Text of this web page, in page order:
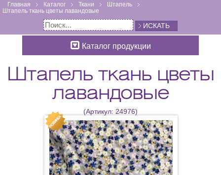
Главная Каталог Ткани
Штапель
Штапель ткань цветы лавандовые
ИСКАТЬ
Каталог продукции
Штапель ткань цветы
лавандовые
(Артикул: 24976)